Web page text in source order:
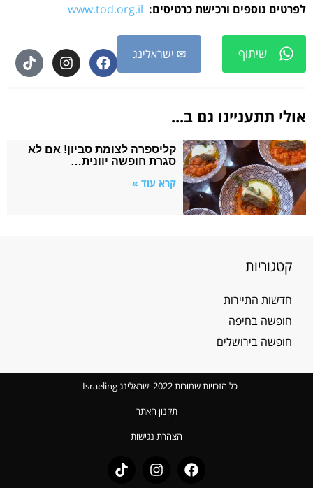
לפרטים נוספים ורכישת כרטיסים: www.tod.org.il
שיתוף ✉ ישראלינג
אולי תתעניינו גם ב...
קליספרה לצומת סביון! אם לא
סגרת חופשה יוונית…
קרא עוד »
קטגוריות
חדשות התיירות
חופשה בחיפה
חופשה בירושלים
כל הזכויות שמורות 2022 ישראלינג Israeling
תקנון האתר
הצהרת נגישות